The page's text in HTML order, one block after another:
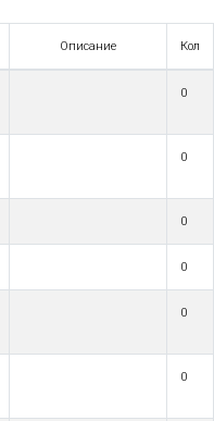
Описание Кол
0
0
0
0
0
0